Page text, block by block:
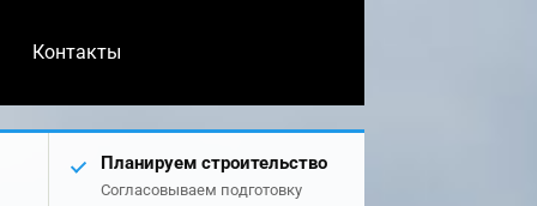
Контакты
Планируем строительство
Согласовываем подготовку